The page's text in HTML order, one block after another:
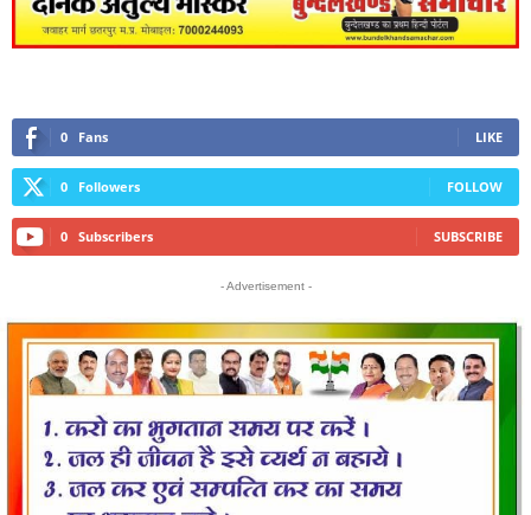
0 Fans LIKE
0 Followers FOLLOW
0 Subscribers SUBSCRIBE
- Advertisement -